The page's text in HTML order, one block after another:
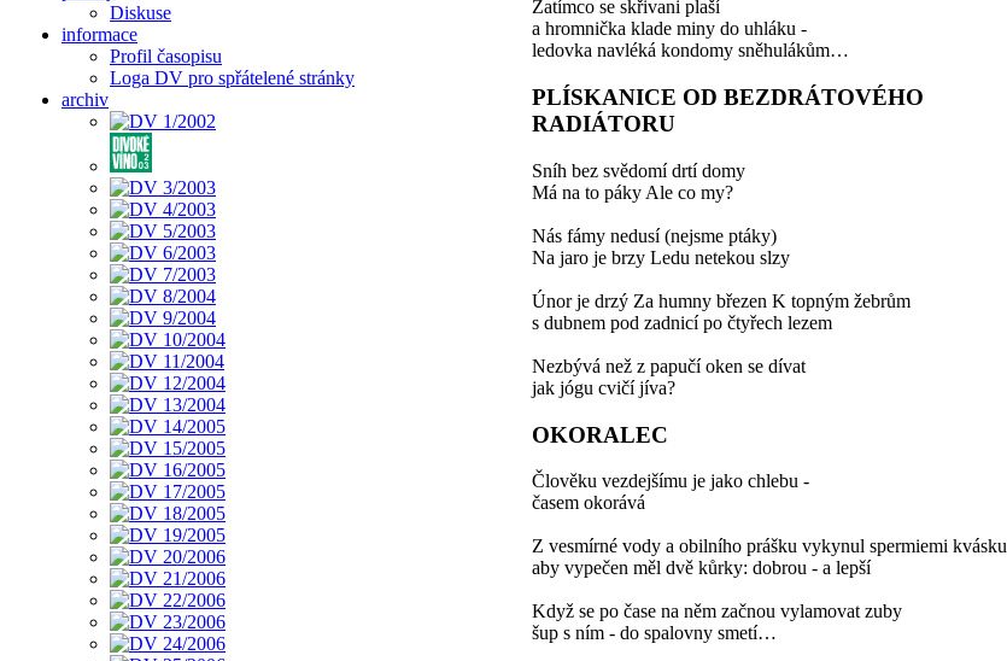
Diskuse
informace
Profil časopisu
Loga DV pro spřátelené stránky
archiv
Zatímco se skřivani plaší
a hromnička klade miny do uhláku -
ledovka navléká kondomy sněhulákům…
PLÍSKANICE OD BEZDRÁTOVÉHO
RADIÁTORU
Sníh bez svědomí drtí domy
Má na to páky Ale co my?
Nás fámy nedusí (nejsme ptáky)
Na jaro je brzy Ledu netekou slzy
Únor je drzý Za humny březen K topným žebrům
s dubnem pod zadnicí po čtyřech lezem
Nezbývá než z papučí oken se dívat
jak jógu cvičí jíva?
OKORALEC
Člověku vezdejšímu je jako chlebu -
časem okorává
Z vesmírné vody a obilního prášku vykynul spermiemi kvásku
aby vypečen měl dvě kůrky: dobrou - a lepší
Když se po čase na něm začnou vylamovat zuby
šup s ním - do spalovny smetí…